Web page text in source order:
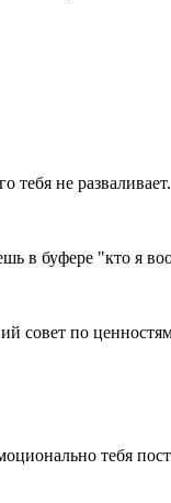
тебя не разваливает.
в буфере "кто я
совет по
тебя